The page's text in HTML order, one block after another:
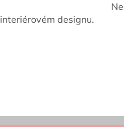
interiérovém designu.